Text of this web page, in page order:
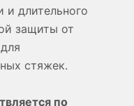
и длительного
защиты от
стяжек.
по